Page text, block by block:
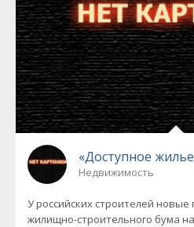
«Доступное
Недвижимость
У российских строителей
жилищно-строительного бума